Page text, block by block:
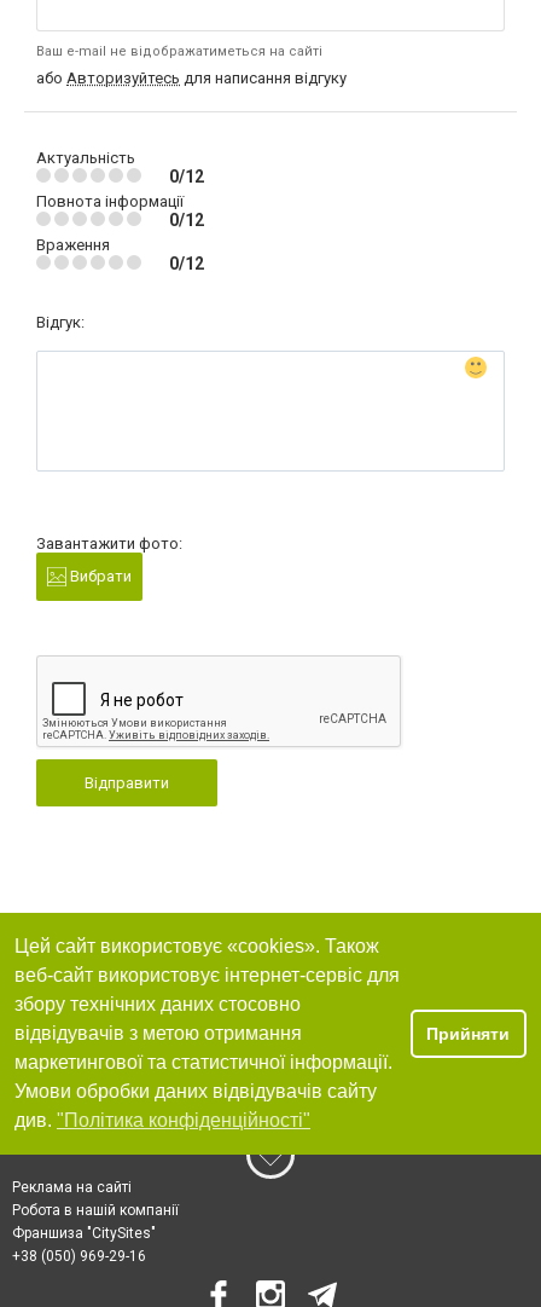
Ваш e-mail не відображатиметься на сайті
або Авторизуйтесь для написання відгуку
Актуальність
0/12
Повнота інформації
0/12
Враження
0/12
Відгук:
Завантажити фото:
Вибрати
Відправити
Цей сайт використовує «cookies». Також
веб-сайт використовує інтернет-сервіс для
збору технічних даних стосовно
відвідувачів з метою отримання
маркетингової та статистичної інформації.
Умови обробки даних відвідувачів сайту
див. "Політика конфіденційності"
Прийняти
Реклама на сайті
Робота в нашій компанії
Франшиза "CitySites"
+38 (050) 969-29-16